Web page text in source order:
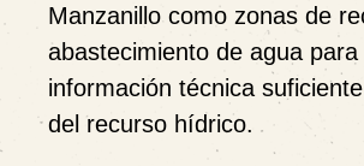
Manzanillo como zonas de
abastecimiento de agua
información técnica
del recurso hídrico.